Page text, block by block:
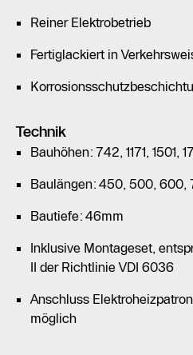
Reiner Elektrobetrieb
Fertiglackiert in
Technik
Bauhöhen: 742, 1171, 1501,
Baulängen: 450, 500, 600,
Bautiefe: 46mm
Inklusive Montageset,
II der Richtlinie VDI 6036
Anschluss
möglich